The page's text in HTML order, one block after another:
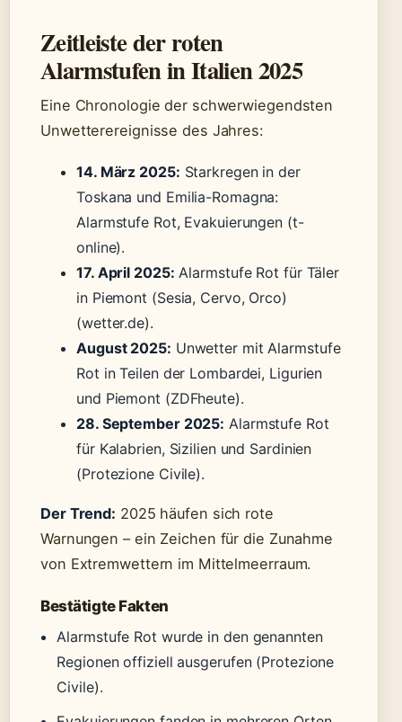
Zeitleiste der roten
Alarmstufen in Italien 2025
Eine Chronologie der schwerwiegendsten
Unwetterereignisse des Jahres:
14. März 2025: Starkregen in der
Toskana und Emilia-Romagna:
Alarmstufe Rot, Evakuierungen (t-
online).
17. April 2025: Alarmstufe Rot für Täler
in Piemont (Sesia, Cervo, Orco)
(wetter.de).
August 2025: Unwetter mit Alarmstufe
Rot in Teilen der Lombardei, Ligurien
und Piemont (ZDFheute).
28. September 2025: Alarmstufe Rot
für Kalabrien, Sizilien und Sardinien
(Protezione Civile).
Der Trend: 2025 häufen sich rote
Warnungen – ein Zeichen für die Zunahme
von Extremwettern im Mittelmeerraum.
Bestätigte Fakten
Alarmstufe Rot wurde in den genannten
Regionen offiziell ausgerufen (Protezione
Civile).